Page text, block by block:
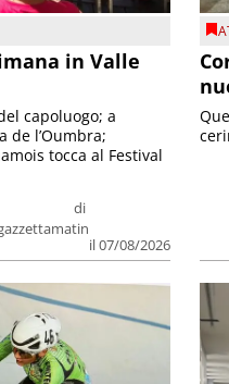
in Valle
di
il 07/08/2026
capoluogo; a
de l’Oumbra;
tocca al Festival